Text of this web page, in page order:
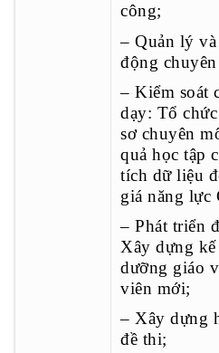
công;
– Quản lý
động
– Kiểm soát
dạy: Tổ
sơ chuyên
quả học tập
tích dữ liệu
giá năng lực
– Phát triển
Xây dựng
dưỡng giáo
viên mới;
– Xây dựng
đề thi;